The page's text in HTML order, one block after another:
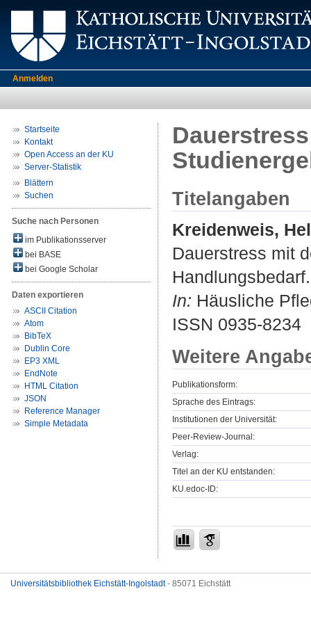
Anmelden
Startseite
Kontakt
Open Access an der KU
Server-Statistik
Blättern
Suchen
Suche nach Personen
im Publikationsserver
bei BASE
bei Google Scholar
Daten exportieren
ASCII Citation
Atom
BibTeX
Dublin Core
EP3 XML
EndNote
HTML Citation
JSON
Reference Manager
Simple Metadata
Titelangaben
Kreidenweis,
Dauerstress mit
Handlungsbedarf.
In: Häusliche
ISSN 0935-8234
Weitere
Publikationsform:
Sprache des Eintrags:
Institutionen der Universität:
Peer-Review-Journal:
Verlag:
Titel an der KU entstanden:
KU.edoc-ID:
Universitätsbibliothek Eichstätt-Ingolstadt- 85071 Eichstätt